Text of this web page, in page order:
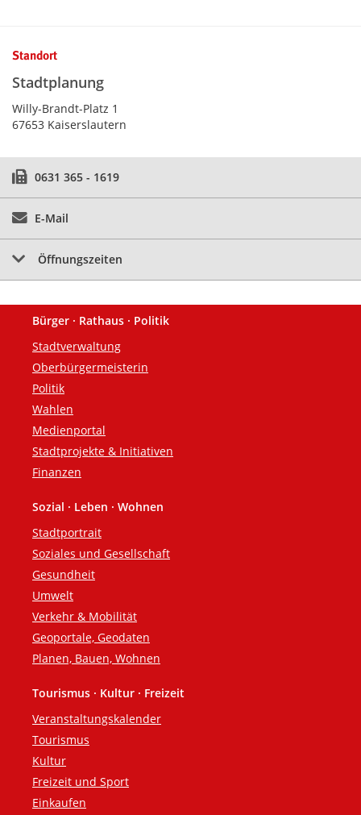
Standort
Stadtplanung
Willy-Brandt-Platz 1
67653 Kaiserslautern
0631 365 - 1619
E-Mail
Öffnungszeiten
Fußzeile
Bürger · Rathaus · Politik
Stadtverwaltung
Oberbürgermeisterin
Politik
Wahlen
Medienportal
Stadtprojekte & Initiativen
Finanzen
Sozial · Leben · Wohnen
Stadtportrait
Soziales und Gesellschaft
Gesundheit
Umwelt
Verkehr & Mobilität
Geoportale, Geodaten
Planen, Bauen, Wohnen
Tourismus · Kultur · Freizeit
Veranstaltungskalender
Tourismus
Kultur
Freizeit und Sport
Einkaufen